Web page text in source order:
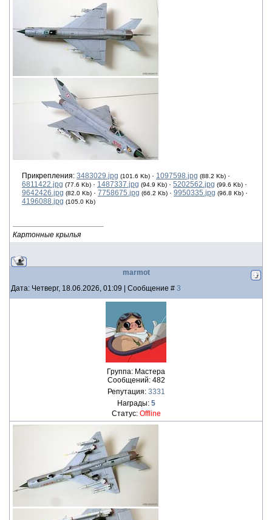
Прикрепления: 3483029.jpg (101.6 Kb) · 1097598.jpg (88.2 Kb) ·
6811422.jpg (77.6 Kb) · 1487337.jpg (94.9 Kb) · 5202562.jpg (99.6 Kb) ·
9642426.jpg (82.0 Kb) · 7758675.jpg (66.2 Kb) · 9950335.jpg (96.8 Kb) ·
4196088.jpg (105.0 Kb)
Картонные крылья
marmot
Дата: Четверг, 18.06.2026, 01:09 | Сообщение # 3
Группа: Мастера
Сообщений: 482
Репутация: 3331
Награды: 5
Статус: Offline